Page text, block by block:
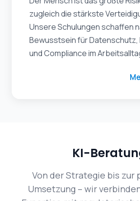
zugleich die stärkste
Unsere Schulungen schaffen
Bewusstsein für
und Compliance im
KI-
Von der Strategie bis zur
Umsetzung – wir